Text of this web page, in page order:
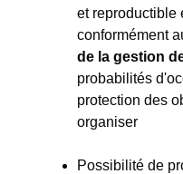
et reproductible
conformément
de la gestion
probabilités
protection des
organiser
Possibilité de